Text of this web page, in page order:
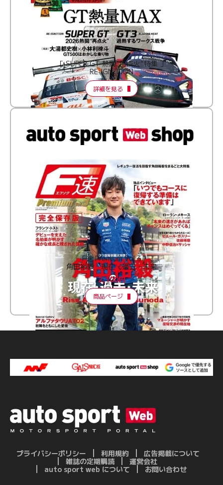
［ SUPER GT 熱闘“再点火”特集 ］
RE:IGNITION
詳細を見る
F速 Premium Vol.3
角田裕毅 現在・過去・未来
2,100円
商品ページ
プライバシーポリシー 利用規約
広告掲載について
雑誌の定期購読
運営会社
auto sport web について
お問い合わせ